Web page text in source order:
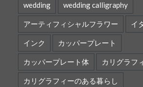
wedding wedding calligraphy
アーティフィシャルフラワー イ
インク カッパープレート
カッパープレート体 カリグラフ
カリグラフィーのある暮らし